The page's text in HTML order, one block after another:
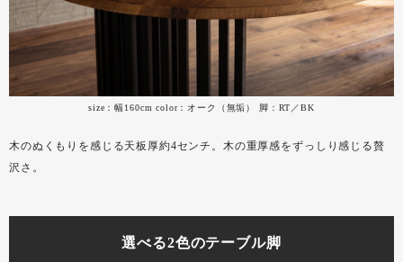
size：幅160cm color：オーク（無垢） 脚：RT／BK
木のぬくもりを感じる天板厚約4センチ。木の重厚感をずっしり感じる贅
沢さ。
選べる2色のテーブル脚